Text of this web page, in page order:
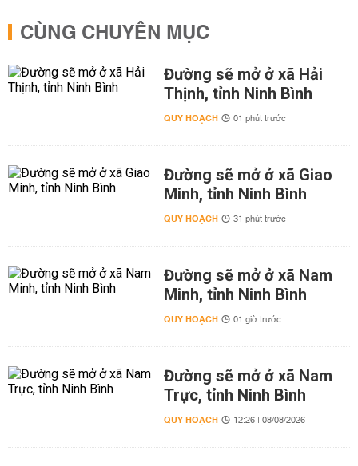
CÙNG CHUYÊN MỤC
Đường sẽ mở ở xã Hải
Thịnh, tỉnh Ninh Bình
QUY HOẠCH 01 phút trước
Đường sẽ mở ở xã Giao
Minh, tỉnh Ninh Bình
QUY HOẠCH 31 phút trước
Đường sẽ mở ở xã Nam
Minh, tỉnh Ninh Bình
QUY HOẠCH 01 giờ trước
Đường sẽ mở ở xã Nam
Trực, tỉnh Ninh Bình
QUY HOẠCH 12:26 | 08/08/2026